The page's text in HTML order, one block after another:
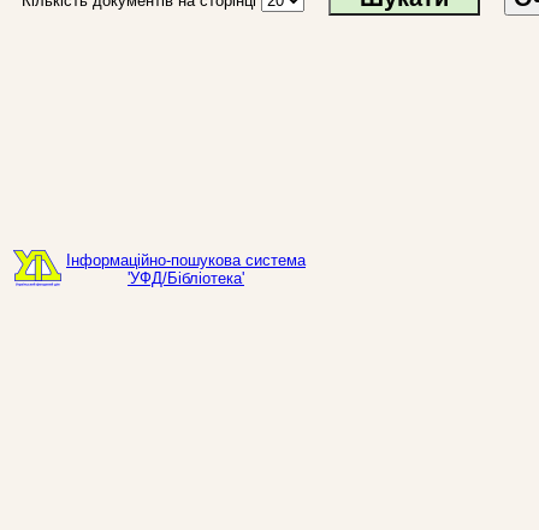
Інформаційно-пошукова система
'УФД/Бібліотека'